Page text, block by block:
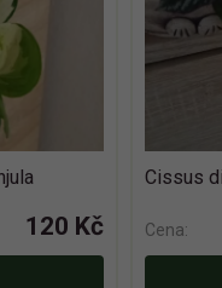
120 Kč
Cissus
Cena: